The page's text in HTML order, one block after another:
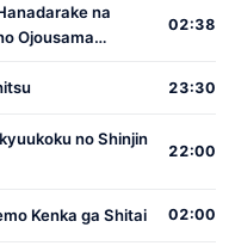
na
Ojousama
02:38
23:30
no Shinjin
22:00
Kenka ga Shitai 02:00